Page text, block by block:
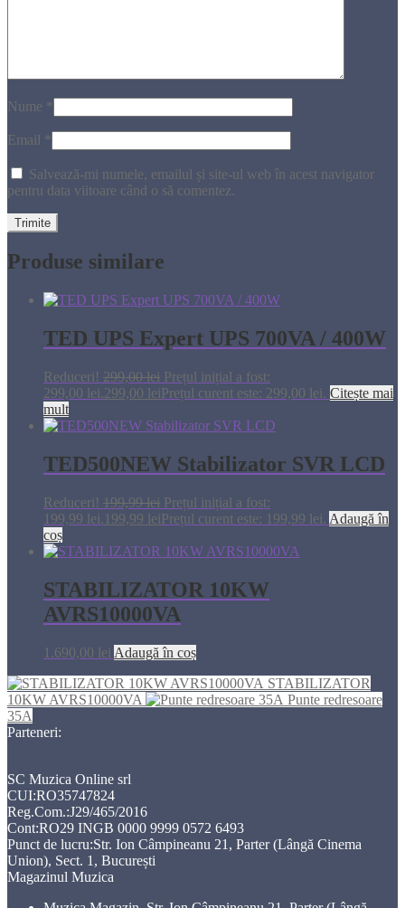
Nume *
Email *
Salvează-mi numele, emailul și site-ul web în acest navigator
pentru data viitoare când o să comentez.
Produse similare
TED UPS Expert UPS 700VA / 400W
Reduceri! 299,00lei Prețul inițial a fost:
299,00 lei.299,00 leiPrețul curent este: 299,00 lei. Citește mai
mult
TED500NEW Stabilizator SVR LCD
Reduceri! 199,99lei Prețul inițial a fost:
199,99 lei. 199,99 leiPrețul curent este: 199,99 lei. Adaugă în
coș
STABILIZATOR 10KW
AVRS10000VA
1.690,00 lei Adaugă în coș
STABILIZATOR
10KW AVRS10000VA
Punte redresoare
35A
Parteneri:
SC Muzica Online srl
CUI:RO35747824
Reg.Com.:J29/465/2016
Cont:RO29 INGB 0000 9999 0572 6493
Punct de lucru:Str. Ion Câmpineanu 21, Parter (Lângă Cinema
Union), Sect. 1, București
Magazinul Muzica